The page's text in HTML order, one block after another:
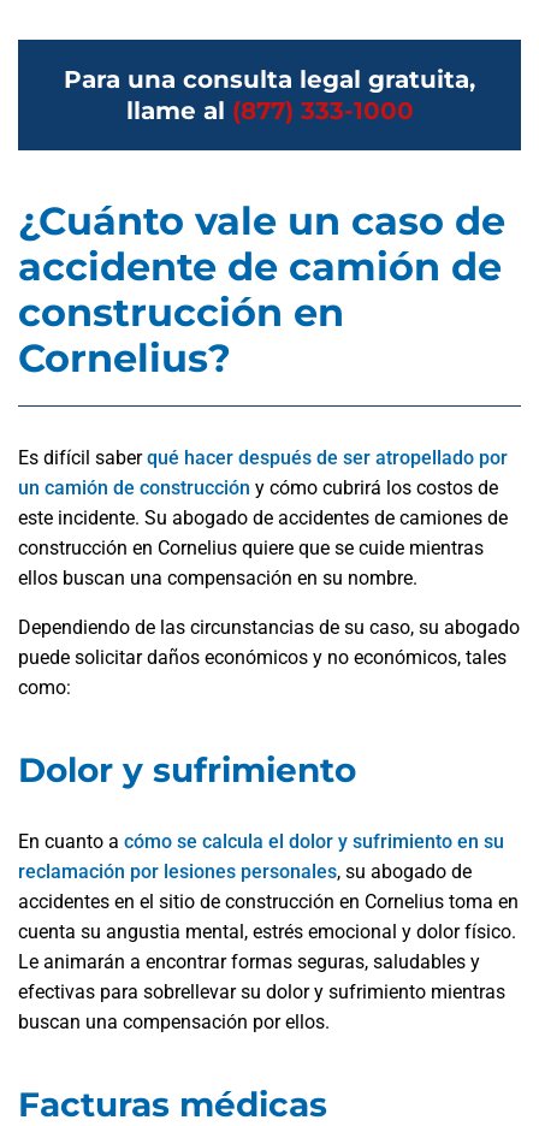
Para una consulta legal gratuita,
llame al (877) 333-1000
¿Cuánto vale un caso de
accidente de camión de
construcción en
Cornelius?
Es difícil saberqué hacer después de ser atropellado por
un camión de construcción y cómo cubrirá los costos de
este incidente. Su abogado de accidentes de camiones de
construcción en Cornelius quiere que se cuide mientras
ellos buscan una compensación en su nombre.
Dependiendo de las circunstancias de su caso, su abogado
puede solicitar daños económicos y no económicos, tales
como:
Dolor y sufrimiento
En cuanto a cómo se calcula el dolor y sufrimiento en su
reclamación por lesiones personales, su abogado de
accidentes en el sitio de construcción en Cornelius toma en
cuenta su angustia mental, estrés emocional y dolor físico.
Le animarán a encontrar formas seguras, saludables y
efectivas para sobrellevar su dolor y sufrimiento mientras
buscan una compensación por ellos.
Facturas médicas